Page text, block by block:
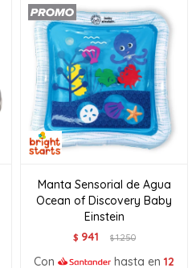
Manta Sensorial de Agua
Ocean of Discovery Baby
Einstein
$ 941 $1.250
Con hasta en 12